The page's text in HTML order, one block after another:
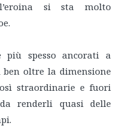
si sta molto
più spesso ancorati a
oltre la dimensione
straordinarie e fuori
renderli quasi delle